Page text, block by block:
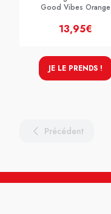
Good Vibes Orange
13,95€
JE LE PRENDS !
Précédent